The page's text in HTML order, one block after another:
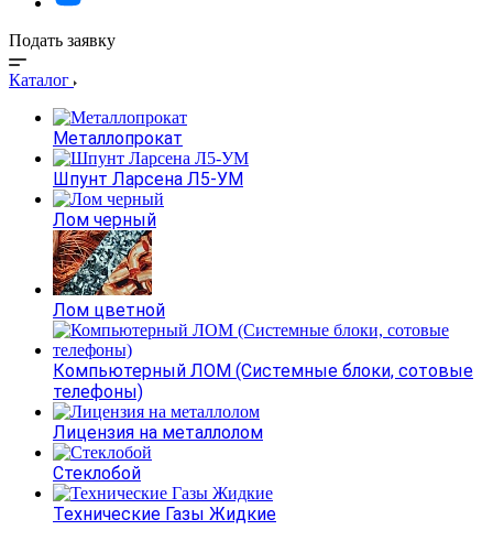
Подать заявку
Каталог
Металлопрокат
Шпунт Ларсена Л5-УМ
Лом черный
Лом цветной
Компьютерный ЛОМ (Системные блоки, сотовые
телефоны)
Лицензия на металлолом
Стеклобой
Технические Газы Жидкие